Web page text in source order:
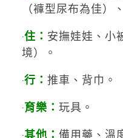
（褲型尿布為佳）
‧住： 安撫娃娃、小
境）。
‧行： 推車、背巾。
‧育樂： 玩具。
‧其他： 備用藥、溫